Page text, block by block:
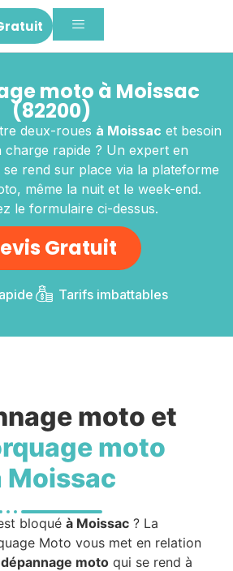
moto à Moissac
(82200)
deux-roues à Moissac et besoin
charge rapide ? Un expert en
se rend sur place via la plateforme
même la nuit et le week-end.
le formulaire ci-dessus.
Gratuit
Tarifs imbattables
moto et
moto
Moissac
bloqué à Moissac ? La
Moto vous met en relation
dépannage moto qui se rend à